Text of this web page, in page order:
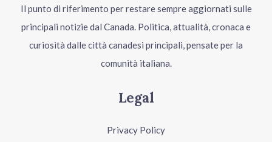
Il punto di riferimento per restare sempre aggiornati sulle
principali notizie dal Canada. Politica, attualità, cronaca e
curiosità dalle città canadesi principali, pensate per la
comunità italiana.
Legal
Privacy Policy